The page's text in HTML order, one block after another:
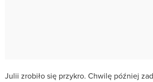
Julii zrobiło się przykro. Chwilę później